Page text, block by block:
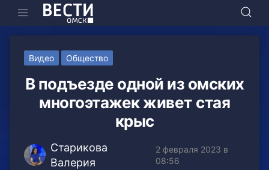
Видео Общество
В подъезде одной из омских
многоэтажек живет стая
крыс
Старикова
Валерия
2 февраля 2023 в
08:56